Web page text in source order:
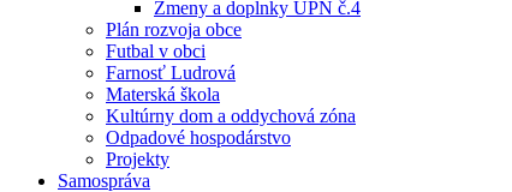
Zmeny a doplnky UPN č.4
Plán rozvoja obce
Futbal v obci
Farnosť Ludrová
Materská škola
Kultúrny dom a oddychová zóna
Odpadové hospodárstvo
Projekty
Samospráva